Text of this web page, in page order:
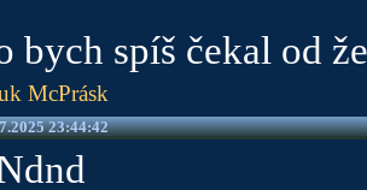
bych spíš čekal od
McPrásk
23:44:42